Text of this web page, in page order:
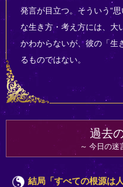
発言が目立つ。そういう“
な生き方・考え方には、大
かわからないが、彼の「生
るものではない。
過去
今日の迷
結局「すべての根源は